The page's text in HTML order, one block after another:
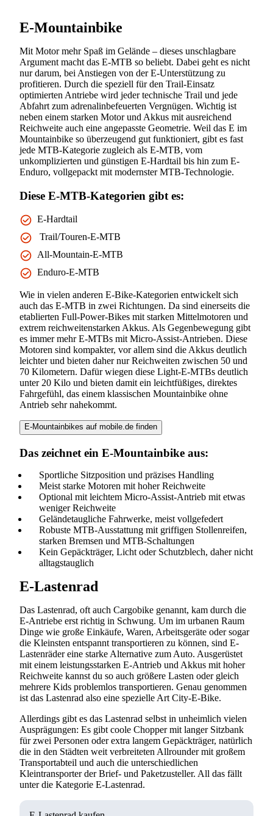
E-Mountainbike
Mit Motor mehr Spaß im Gelände – dieses unschlagbare
Argument macht das E-MTB so beliebt. Dabei geht es nicht
nur darum, bei Anstiegen von der E-Unterstützung zu
profitieren. Durch die speziell für den Trail-Einsatz
optimierten Antriebe wird jeder technische Trail und jede
Abfahrt zum adrenalinbefeuerten Vergnügen. Wichtig ist
neben einem starken Motor und Akkus mit ausreichend
Reichweite auch eine angepasste Geometrie. Weil das E im
Mountainbike so überzeugend gut funktioniert, gibt es fast
jede MTB-Kategorie zugleich als E-MTB, vom
unkomplizierten und günstigen E-Hardtail bis hin zum E-
Enduro, vollgepackt mit modernster MTB-Technologie.
Diese E-MTB-Kategorien gibt es:
E-Hardtail
Trail/Touren-E-MTB
All-Mountain-E-MTB
Enduro-E-MTB
Wie in vielen anderen E-Bike-Kategorien entwickelt sich
auch das E-MTB in zwei Richtungen. Da sind einerseits die
etablierten Full-Power-Bikes mit starken Mittelmotoren und
extrem reichweitenstarken Akkus. Als Gegenbewegung gibt
es immer mehr E-MTBs mit Micro-Assist-Antrieben. Diese
Motoren sind kompakter, vor allem sind die Akkus deutlich
leichter und bieten daher nur Reichweiten zwischen 50 und
70 Kilometern. Dafür wiegen diese Light-E-MTBs deutlich
unter 20 Kilo und bieten damit ein leichtfüßiges, direktes
Fahrgefühl, das einem klassischen Mountainbike ohne
Antrieb sehr nahekommt.
E-Mountainbikes auf mobile.de finden
Das zeichnet ein E-Mountainbike aus:
Sportliche Sitzposition und präzises Handling
Meist starke Motoren mit hoher Reichweite
Optional mit leichtem Micro-Assist-Antrieb mit etwas
weniger Reichweite
Geländetaugliche Fahrwerke, meist vollgefedert
Robuste MTB-Ausstattung mit griffigen Stollenreifen,
starken Bremsen und MTB-Schaltungen
Kein Gepäckträger, Licht oder Schutzblech, daher nicht
alltagstauglich
E-Lastenrad
Das Lastenrad, oft auch Cargobike genannt, kam durch die
E-Antriebe erst richtig in Schwung. Um im urbanen Raum
Dinge wie große Einkäufe, Waren, Arbeitsgeräte oder sogar
die Kleinsten entspannt transportieren zu können, sind E-
Lastenräder eine starke Alternative zum Auto. Ausgerüstet
mit einem leistungsstarken E-Antrieb und Akkus mit hoher
Reichweite kannst du so auch größere Lasten oder gleich
mehrere Kids problemlos transportieren. Genau genommen
ist das Lastenrad also eine spezielle Art City-E-Bike.
Allerdings gibt es das Lastenrad selbst in unheimlich vielen
Ausprägungen: Es gibt coole Chopper mit langer Sitzbank
für zwei Personen oder extra langem Gepäckträger, natürlich
die in den Städten weit verbreiteten Allrounder mit großem
Transportabteil und auch die unterschiedlichen
Kleintransporter der Brief- und Paketzusteller. All das fällt
unter die Kategorie E-Lastenrad.